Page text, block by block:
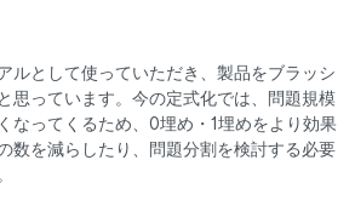
ルとして使っていただき、製品をブラッシ
思っています。今の定式化では、問題規模
なってくるため、0埋め・1埋めをより効果
数を減らしたり、問題分割を検討する必要